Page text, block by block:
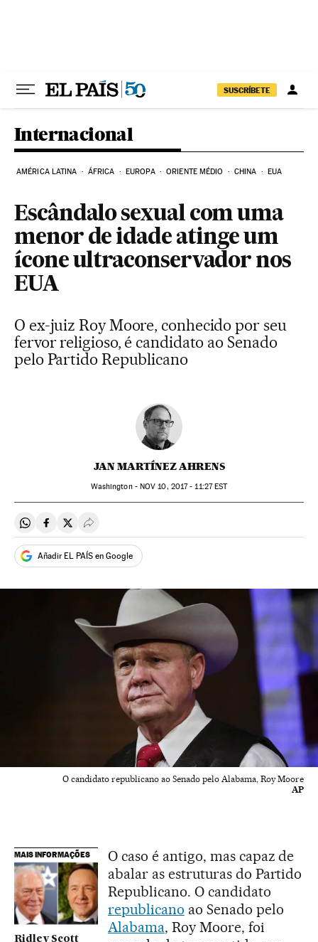
SUSCRÍBETE
Internacional
AMÉRICA LATINA ÁFRICA EUROPA ORIENTE MÉDIO CHINA EUA
Escândalo sexual com uma
menor de idade atinge um
ícone ultraconservador nos
EUA
O ex-juiz Roy Moore, conhecido por seu
fervor religioso, é candidato ao Senado
pelo Partido Republicano
JAN MARTÍNEZ AHRENS
Washington - NOV 10, 2017 - 11:27EST
Compartir en Whatsapp
Compartir en Facebook
Compartir en Twitter
Desplegar Redes Sociales
Añadir EL PAÍS en Google
O candidato republicano ao Senado pelo Alabama, Roy Moore
AP
MAIS INFORMAÇÕES
Ridley Scott
O caso é antigo, mas capaz de
abalar as estruturas do Partido
Republicano. O candidato
republicano ao Senado pelo
Alabama, Roy Moore, foi